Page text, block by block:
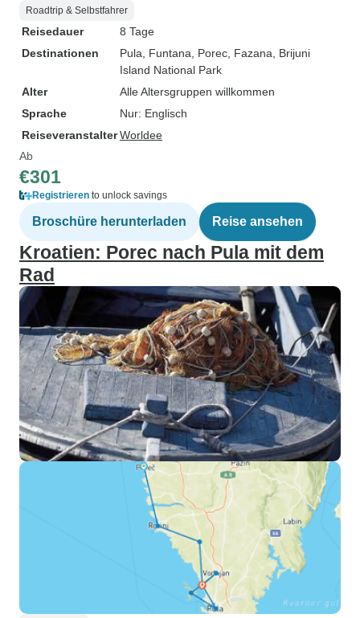
Roadtrip & Selbstfahrer
Reisedauer
8 Tage
Destinationen
Pula , Funtana , Porec , Fazana , Brijuni
Island National Park
Alter
Alle Altersgruppen willkommen
Sprache
Nur: Englisch
ReiseveranstalterWorldee
Ab
€301
Registrieren to unlock savings
Broschüre herunterladen Reise ansehen
Kroatien: Porec nach Pula mit dem
Rad